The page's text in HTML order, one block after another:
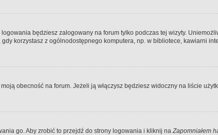
będziesz zalogowany na forum tylko podczas tej wizyty.
korzystasz z ogólnodostępnego komputera, np. w bibliotece, kawiarni
obecność na forum. Jeżeli ją włączysz będziesz widoczny na liście
go. Aby zrobić to przejdź do strony logowania i kliknij naZapomniałem